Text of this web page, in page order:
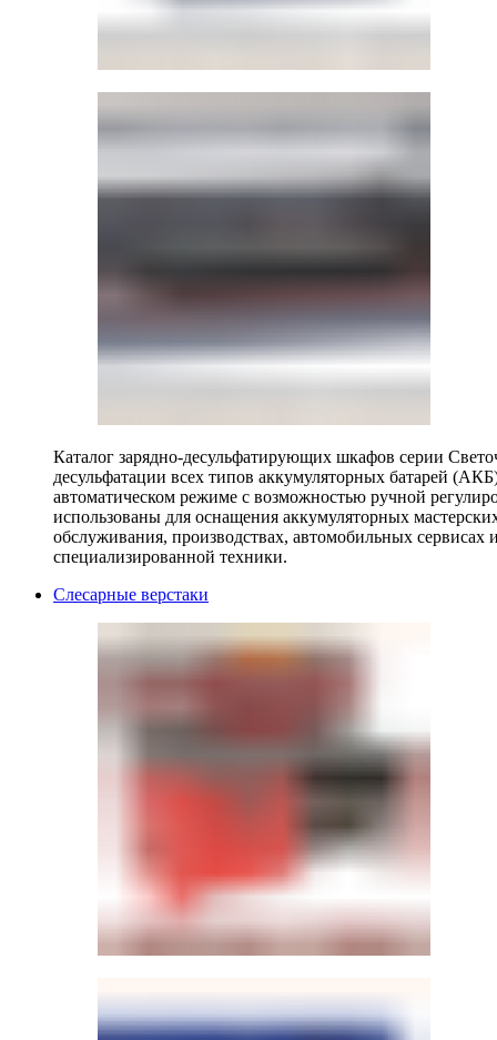
Каталог зарядно-десульфатирующих шкафов серии
десульфатации всех типов аккумуляторных батарей
автоматическом режиме с возможностью ручной
использованы для оснащения аккумуляторных
обслуживания, производствах, автомобильных
специализированной техники.
Слесарные верстаки